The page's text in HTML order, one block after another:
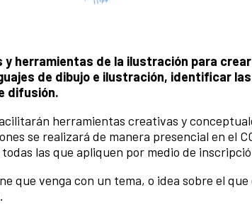
herramientas de la ilustración para
de dibujo e ilustración, identificar
difusión.
herramientas creativas y
se realizará de manera presencial en el
las que apliquen por medio de
que venga con un tema, o idea sobre el